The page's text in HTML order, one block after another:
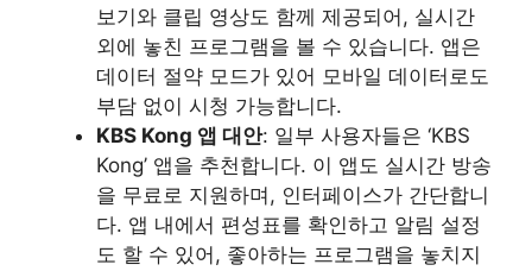
보기와 클립 영상도 함께 제공되어, 실시간
외에 놓친 프로그램을 볼 수 있습니다. 앱은
데이터 절약 모드가 있어 모바일 데이터로도
부담 없이 시청 가능합니다.
KBS Kong 앱 대안: 일부 사용자들은 ‘KBS
Kong’ 앱을 추천합니다. 이 앱도 실시간 방송
을 무료로 지원하며, 인터페이스가 간단합니
다. 앱 내에서 편성표를 확인하고 알림 설정
도 할 수 있어, 좋아하는 프로그램을 놓치지